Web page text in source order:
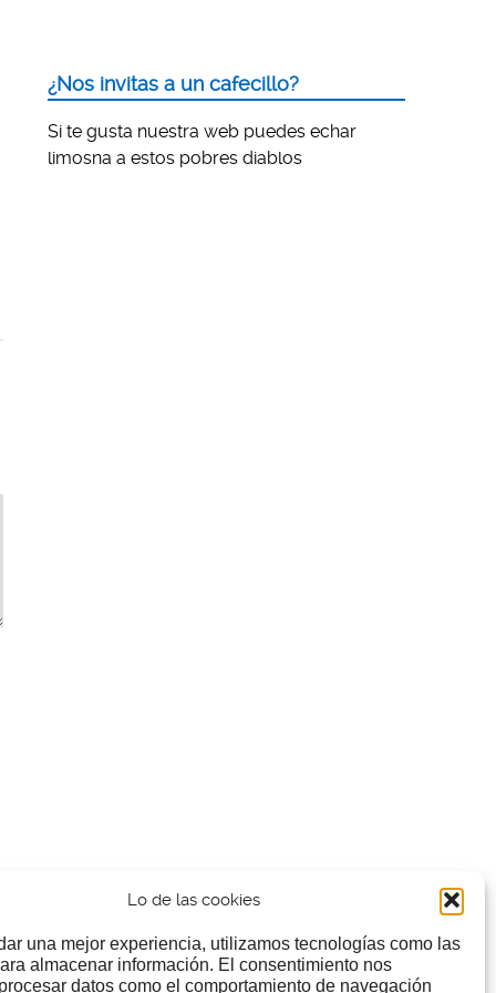
Lo de las cookies
una mejor experiencia, utilizamos tecnologías como las
almacenar información. El consentimiento nos
datos como el comportamiento de navegación
¿Nos invitas a un cafecillo?
Si te gusta nuestra web puedes echar
limosna a estos pobres diablos